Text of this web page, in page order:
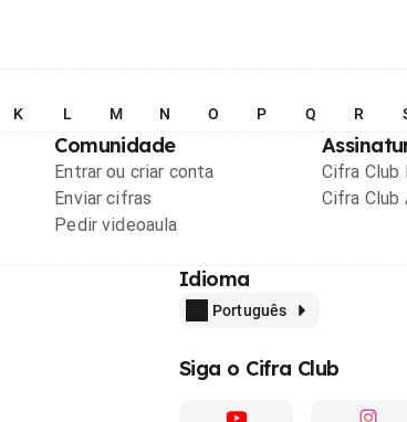
K L M N O P Q R
Comunidade
Entrar ou criar conta
Enviar cifras
Pedir videoaula
Cifra Club
Cifra Club
Idioma
Português
Siga o Cifra Club